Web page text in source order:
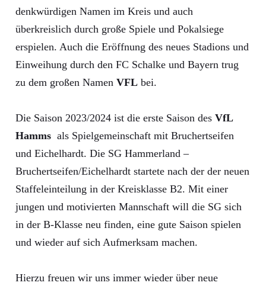
denkwürdigen Namen im Kreis und auch
überkreislich durch große Spiele und Pokalsiege
erspielen. Auch die Eröffnung des neues Stadions und
Einweihung durch den FC Schalke und Bayern trug
zu dem großen Namen VFL bei.
Die Saison 2023/2024 ist die erste Saison des VfL
Hamms als Spielgemeinschaft mit Bruchertseifen
und Eichelhardt. Die SG Hammerland –
Bruchertseifen/Eichelhardt startete nach der der neuen
Staffeleinteilung in der Kreisklasse B2. Mit einer
jungen und motivierten Mannschaft will die SG sich
in der B-Klasse neu finden, eine gute Saison spielen
und wieder auf sich Aufmerksam machen.
Hierzu freuen wir uns immer wieder über neue